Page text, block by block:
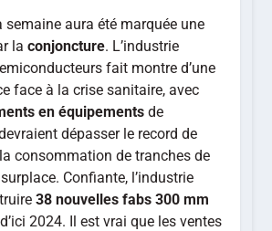
semaine aura été marquée une
laconjoncture. L’industrie
fait montre d’une
face à la crise sanitaire, avec
en équipements de
dépasser le record de
consommation de tranches de
Confiante, l’industrie
38 nouvelles fabs 300 mm
2024. Il est vrai que les ventes